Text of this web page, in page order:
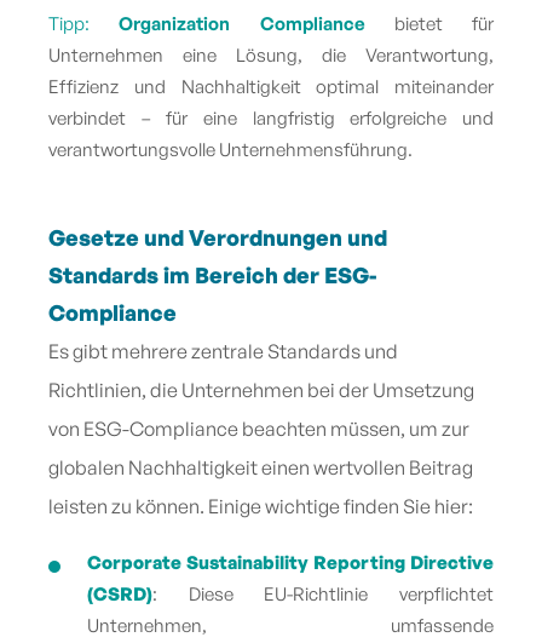
Tipp: Organization Compliancebietet für
Unternehmen eine Lösung, die Verantwortung,
Effizienz und Nachhaltigkeit optimal miteinander
verbindet – für eine langfristig erfolgreiche und
verantwortungsvolle Unternehmensführung.
Gesetze und Verordnungen und
Standards im Bereich der ESG-
Compliance
Es gibt mehrere zentrale Standards und
Richtlinien, die Unternehmen bei der Umsetzung
von ESG-Compliance beachten müssen, um zur
globalen Nachhaltigkeit einen wertvollen Beitrag
leisten zu können. Einige wichtige finden Sie hier:
Corporate Sustainability Reporting Directive
(CSRD): Diese EU-Richtlinie verpflichtet
Unternehmen, umfassende